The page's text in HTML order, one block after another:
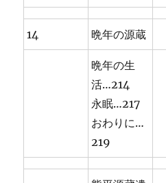
14 晩年の源蔵
晩年の生
活…214
永眠…217
おわりに…
219